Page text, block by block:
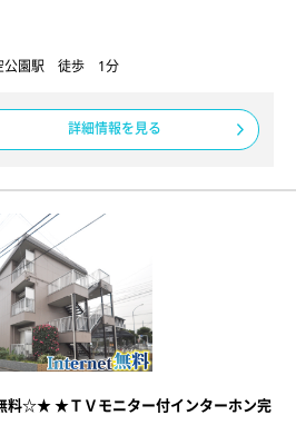
公園駅 徒歩 1分
詳細情報を見る
料☆★ ★ＴＶモニター付インターホン完